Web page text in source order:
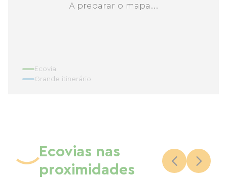
A preparar o mapa...
Ecovia
Grande itinerário
Ecovias nas
proximidades